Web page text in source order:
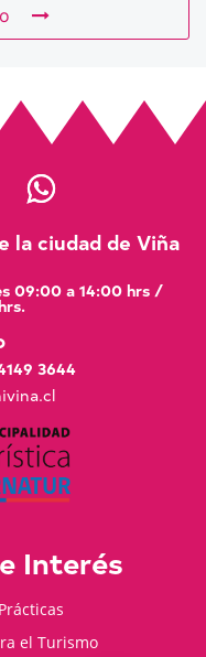
la ciudad de Viña
09:00 a 14:00 hrs /
3644
Interés
el Turismo